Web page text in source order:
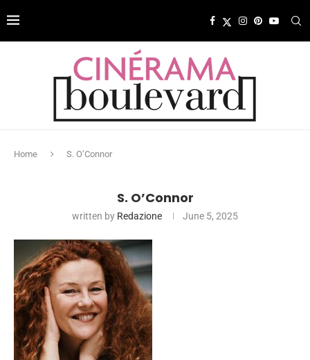
Home S. O’Connor
S. O’Connor
written by Redazione June 5, 2025